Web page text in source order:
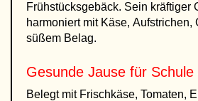
Frühstücksgebäck. Sein kräftiger
harmoniert mit Käse, Aufstrichen,
süßem Belag.
Gesunde Jause für Schule
Belegt mit Frischkäse, Tomaten,